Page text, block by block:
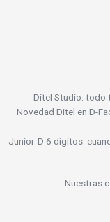
Ditel Studio: todo
Novedad Ditel en D-
Junior-D 6 dígitos:
Nuestras